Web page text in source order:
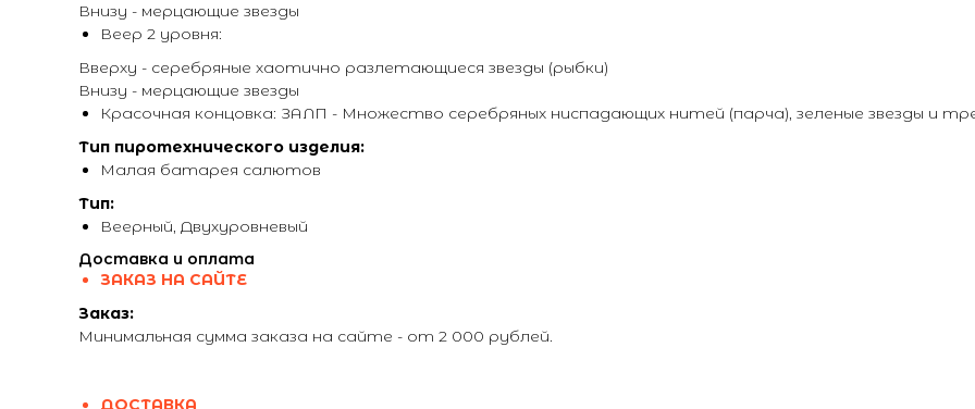
Внизу - мерцающие звезды
Веер 2 уровня:
Вверху - серебряные хаотично разлетающиеся звезды (рыбки)
Внизу - мерцающие звезды
Красочная концовка: ЗАЛП - Множество серебряных ниспадающих нитей (парча), зеленые звезды и
Тип пиротехнического изделия:
Малая батарея салютов
Тип:
Веерный, Двухуровневый
Доставка и оплата
ЗАКАЗ НА САЙТЕ
Заказ:
Минимальная сумма заказа на сайте - от 2 000 рублей.
ДОСТАВКА